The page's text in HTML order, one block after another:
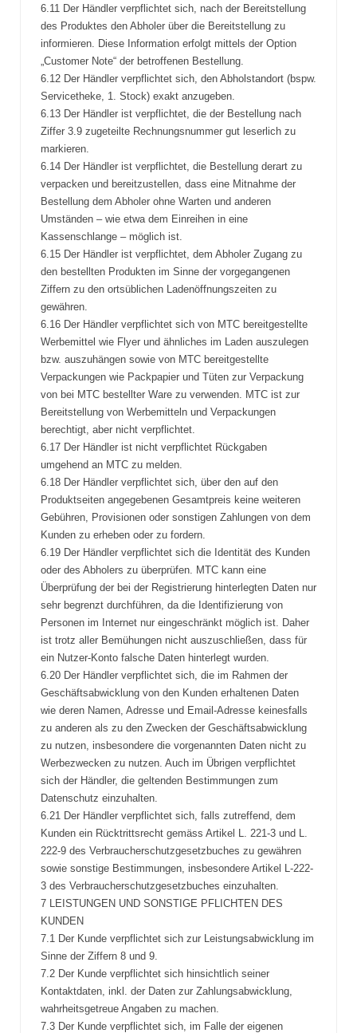
6.11 Der Händler verpflichtet sich, nach der Bereitstellung
des Produktes den Abholer über die Bereitstellung zu
informieren. Diese Information erfolgt mittels der Option
„Customer Note“ der betroffenen Bestellung.
6.12 Der Händler verpflichtet sich, den Abholstandort (bspw.
Servicetheke, 1. Stock) exakt anzugeben.
6.13 Der Händler ist verpflichtet, die der Bestellung nach
Ziffer 3.9 zugeteilte Rechnungsnummer gut leserlich zu
markieren.
6.14 Der Händler ist verpflichtet, die Bestellung derart zu
verpacken und bereitzustellen, dass eine Mitnahme der
Bestellung dem Abholer ohne Warten und anderen
Umständen – wie etwa dem Einreihen in eine
Kassenschlange – möglich ist.
6.15 Der Händler ist verpflichtet, dem Abholer Zugang zu
den bestellten Produkten im Sinne der vorgegangenen
Ziffern zu den ortsüblichen Ladenöffnungszeiten zu
gewähren.
6.16 Der Händler verpflichtet sich von MTC bereitgestellte
Werbemittel wie Flyer und ähnliches im Laden auszulegen
bzw. auszuhängen sowie von MTC bereitgestellte
Verpackungen wie Packpapier und Tüten zur Verpackung
von bei MTC bestellter Ware zu verwenden. MTC ist zur
Bereitstellung von Werbemitteln und Verpackungen
berechtigt, aber nicht verpflichtet.
6.17 Der Händler ist nicht verpflichtet Rückgaben
umgehend an MTC zu melden.
6.18 Der Händler verpflichtet sich, über den auf den
Produktseiten angegebenen Gesamtpreis keine weiteren
Gebühren, Provisionen oder sonstigen Zahlungen von dem
Kunden zu erheben oder zu fordern.
6.19 Der Händler verpflichtet sich die Identität des Kunden
oder des Abholers zu überprüfen. MTC kann eine
Überprüfung der bei der Registrierung hinterlegten Daten nur
sehr begrenzt durchführen, da die Identifizierung von
Personen im Internet nur eingeschränkt möglich ist. Daher
ist trotz aller Bemühungen nicht auszuschließen, dass für
ein Nutzer-Konto falsche Daten hinterlegt wurden.
6.20 Der Händler verpflichtet sich, die im Rahmen der
Geschäftsabwicklung von den Kunden erhaltenen Daten
wie deren Namen, Adresse und Email-Adresse keinesfalls
zu anderen als zu den Zwecken der Geschäftsabwicklung
zu nutzen, insbesondere die vorgenannten Daten nicht zu
Werbezwecken zu nutzen. Auch im Übrigen verpflichtet
sich der Händler, die geltenden Bestimmungen zum
Datenschutz einzuhalten.
6.21 Der Händler verpflichtet sich, falls zutreffend, dem
Kunden ein Rücktrittsrecht gemäss Artikel L. 221-3 und L.
222-9 des Verbraucherschutzgesetzbuches zu gewähren
sowie sonstige Bestimmungen, insbesondere Artikel L-222-
3 des Verbraucherschutzgesetzbuches einzuhalten.
7 LEISTUNGEN UND SONSTIGE PFLICHTEN DES
KUNDEN
7.1 Der Kunde verpflichtet sich zur Leistungsabwicklung im
Sinne der Ziffern 8 und 9.
7.2 Der Kunde verpflichtet sich hinsichtlich seiner
Kontaktdaten, inkl. der Daten zur Zahlungsabwicklung,
wahrheitsgetreue Angaben zu machen.
7.3 Der Kunde verpflichtet sich, im Falle der eigenen